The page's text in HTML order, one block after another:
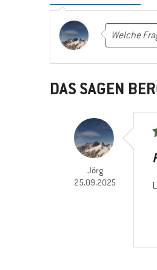
DAS SAGEN
Jörg
25.09.2025